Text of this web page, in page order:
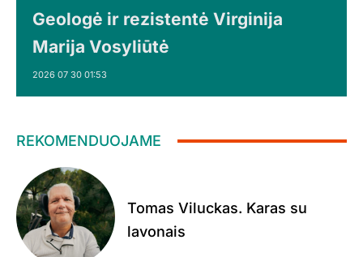
Geologė ir rezistentė Virginija
Marija Vosyliūtė
2026 07 30 01:53
REKOMENDUOJAME
Tomas Viluckas. Karas su
lavonais